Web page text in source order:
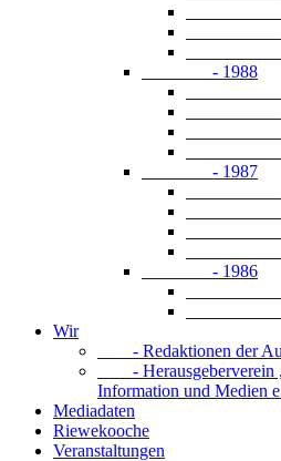
- 02-
- 03-
- 04-
- 1988
- 01-
- 02-
- 03-
- 04-
- 1987
- 01-
- 02-
- 03-
- 04-
- 1986
- 01-
- 02-
Wir
- Redaktionen der
- Herausgeberverein
Information und Medien
Mediadaten
Riewekooche
Veranstaltungen